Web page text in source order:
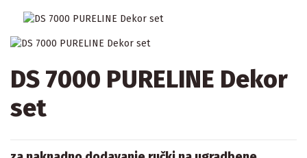
DS 7000 PURELINE Dekor
set